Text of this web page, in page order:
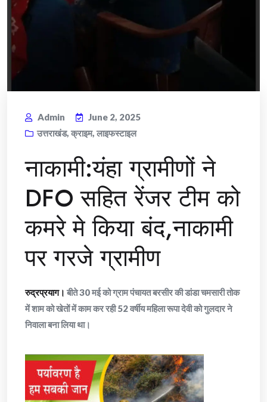
Admin
June 2, 2025
उत्तराखंड, क्राइम, लाइफस्टाइल
नाकामी:यंहा ग्रामीणों ने
DFO सहित रेंजर टीम को
कमरे मे किया बंद,नाकामी
पर गरजे ग्रामीण
रुद्रप्रयाग। बीते 30 मई को ग्राम पंचायत बरसीर की डांडा चमसारी तोक
में शाम को खेतों में काम कर रही 52 वर्षीय महिला रूपा देवी को गुलदार ने
निवाला बना लिया था।